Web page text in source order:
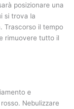
posizionare una
si trova la
Trascorso il tempo
rimuovere tutto il
e
Nebulizzare